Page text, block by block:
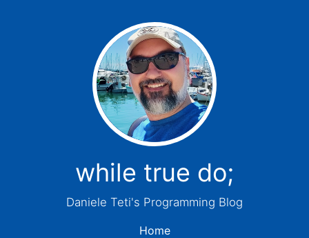
while true do;
Daniele Teti's Programming Blog
Home